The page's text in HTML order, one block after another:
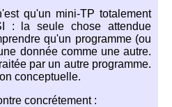
qu'un mini-TP totalement
: la seule chose attendue
qu'un programme (ou
donnée comme une autre.
par un autre programme.
conceptuelle.
concrétement :